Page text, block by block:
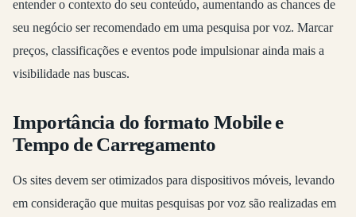
entender o contexto do seu conteúdo, aumentando as chances de
seu negócio ser recomendado em uma pesquisa por voz. Marcar
preços, classificações e eventos pode impulsionar ainda mais a
visibilidade nas buscas.
Importância do formato Mobile e
Tempo de Carregamento
Os sites devem ser otimizados para dispositivos móveis, levando
em consideração que muitas pesquisas por voz são realizadas em